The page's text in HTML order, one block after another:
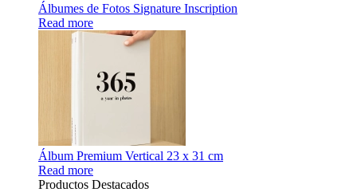
Álbumes de Fotos Signature Inscription
Read more
Álbum Premium Vertical 23 x 31 cm
Read more
Productos Destacados